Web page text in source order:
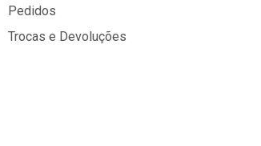
Pedidos
Trocas e Devoluções